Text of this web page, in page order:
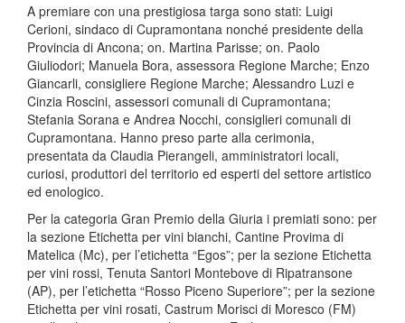
A premiare con una prestigiosa targa sono stati: Luigi
Cerioni, sindaco di Cupramontana nonché presidente della
Provincia di Ancona; on. Martina Parisse; on. Paolo
Giuliodori; Manuela Bora, assessora Regione Marche; Enzo
Giancarli, consigliere Regione Marche; Alessandro Luzi e
Cinzia Roscini, assessori comunali di Cupramontana;
Stefania Sorana e Andrea Nocchi, consiglieri comunali di
Cupramontana. Hanno preso parte alla cerimonia,
presentata da Claudia Pierangeli, amministratori locali,
curiosi, produttori del territorio ed esperti del settore artistico
ed enologico.
Per la categoria Gran Premio della Giuria i premiati sono: per
la sezione Etichetta per vini bianchi, Cantine Provima di
Matelica (Mc), per l’etichetta “Egos”; per la sezione Etichetta
per vini rossi, Tenuta Santori Montebove di Ripatransone
(AP), per l’etichetta “Rosso Piceno Superiore”; per la sezione
Etichetta per vini rosati, Castrum Morisci di Moresco (FM)